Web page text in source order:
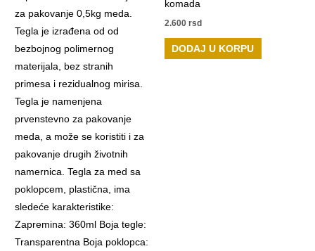
komada
2.600 rsd
DODAJ U KORPU